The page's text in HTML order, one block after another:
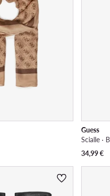
Guess
Scialle ·
34,99€